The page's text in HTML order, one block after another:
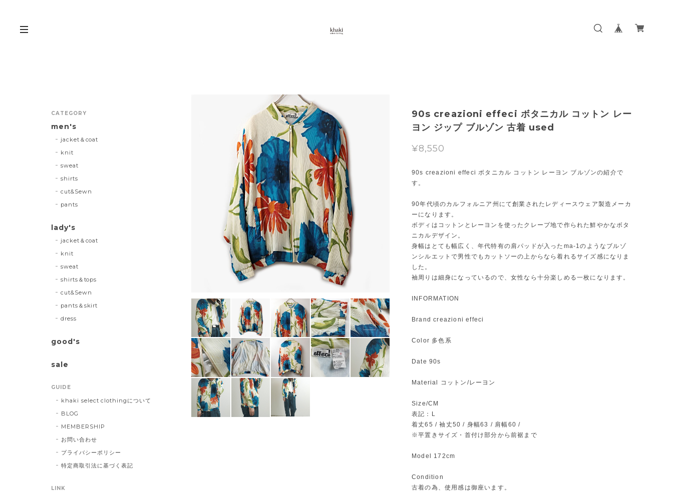
90s creazioni effeci ボタニカル コットン レー
ヨン ジップ ブルゾン 古着 used
¥8,550
90s creazioni effeci ボタニカル コットン レーヨン ブルゾンの紹介で
す。
90年代頃のカルフォルニア州にて創業されたレディースウェア製造メーカ
ーになります。
ボディはコットンとレーヨンを使ったクレープ地で作られた鮮やかなボタ
ニカルデザイン。
身幅はとても幅広く、年代特有の肩パッドが入ったma-1のようなブルゾ
ンシルエットで男性でもカットソーの上からなら着れるサイズ感になりま
した。
袖周りは細身になっているので、女性なら十分楽しめる一枚になります。
INFORMATION
Brand creazioni effeci
Color 多色系
Date 90s
Material コットン/レーヨン
Size/CM
表記：L
着丈65 / 袖丈50 / 身幅63 / 肩幅60 /
※平置きサイズ・首付け部分から前裾まで
Model 172cm
Condition
古着の為、使用感は御座います。
CATEGORY
men's
jacket＆coat
knit
sweat
shirts
cut&Sewn
pants
lady's
jacket＆coat
knit
sweat
shirts＆tops
cut&Sewn
pants＆skirt
dress
good's
sale
GUIDE
khaki select clothingについて
BLOG
MEMBERSHIP
お問い合わせ
プライバシーポリシー
特定商取引法に基づく表記
LINK